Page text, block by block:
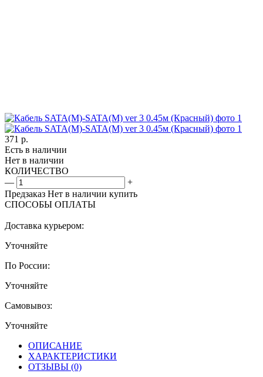
371 р.
Есть в наличии
Нет в наличии
КОЛИЧЕСТВО
—
+
Предзаказ Нет в наличии купить
СПОСОБЫ ОПЛАТЫ
Доставка курьером:
Уточняйте
По России:
Уточняйте
Самовывоз:
Уточняйте
ОПИСАНИЕ
ХАРАКТЕРИСТИКИ
ОТЗЫВЫ (0)